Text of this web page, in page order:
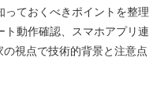
っておくべきポイントを整理
ト動作確認、スマホアプリ連
視点で技術的背景と注意点